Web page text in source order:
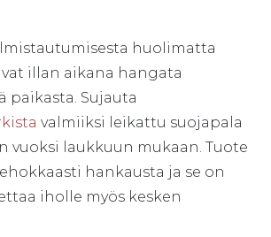
huolimatta
illan aikana hangata
paikasta. Sujauta
valmiiksi leikattu suojapala
vuoksi laukkuun mukaan. Tuote
hankausta ja se on
iholle myös kesken